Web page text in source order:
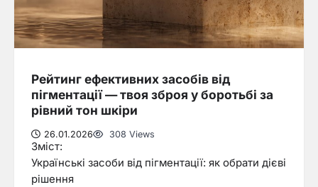
Рейтинг ефективних засобів від
пігментації — твоя зброя у боротьбі за
рівний тон шкіри
26.01.2026 308 Views
Зміст:
Українські засоби від пігментації: як обрати дієві
рішення